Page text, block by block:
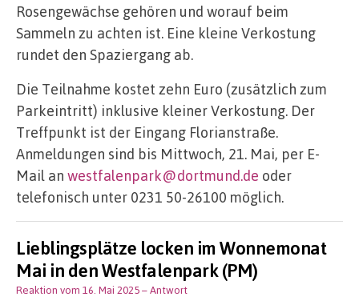
Rosengewächse gehören und worauf beim
Sammeln zu achten ist. Eine kleine Verkostung
rundet den Spaziergang ab.
Die Teilnahme kostet zehn Euro (zusätzlich zum
Parkeintritt) inklusive kleiner Verkostung. Der
Treffpunkt ist der Eingang Florianstraße.
Anmeldungen sind bis Mittwoch, 21. Mai, per E-
Mail an westfalenpark@dortmund.de oder
telefonisch unter 0231 50-26100 möglich.
Lieblingsplätze locken im Wonnemonat
Mai in den Westfalenpark (PM)
Reaktion vom 16. Mai 2025– Antwort